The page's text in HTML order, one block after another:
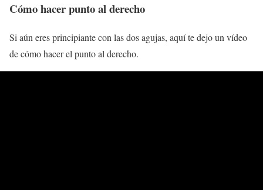
Cómo hacer punto al derecho
Si aún eres principiante con las dos agujas, aquí te dejo un vídeo
de cómo hacer el punto al derecho.